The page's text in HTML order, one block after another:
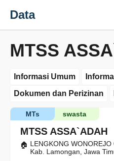
Data
MTSS
Informasi Umum
Dokumen dan Perizinan
MTSS ASSA`ADAH
swasta
MTs
LENGKONG WONOREJO
Kab. Lamongan, Jawa